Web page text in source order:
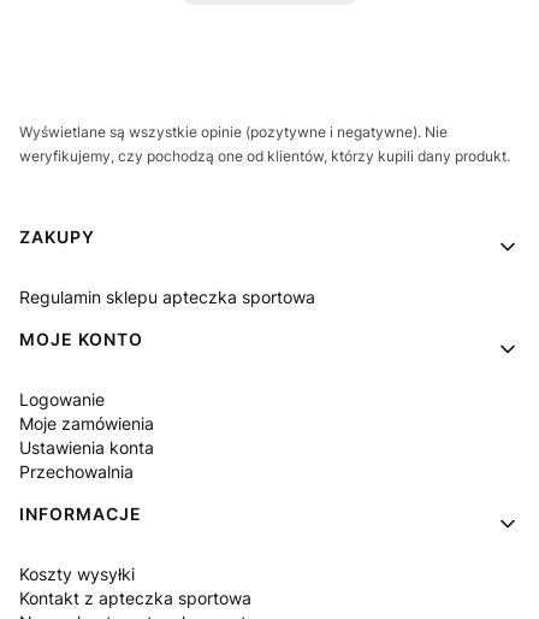
Wyświetlane są wszystkie opinie (pozytywne i negatywne). Nie
weryfikujemy, czy pochodzą one od klientów, którzy kupili dany produkt.
Linki w stopce
ZAKUPY
Regulamin sklepu apteczka sportowa
MOJE KONTO
Logowanie
Moje zamówienia
Ustawienia konta
Przechowalnia
INFORMACJE
Koszty wysyłki
Kontakt z apteczka sportowa